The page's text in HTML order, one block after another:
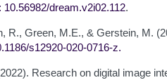
10.56982/dream.v2i02.112.
R., Green, M.E., & Gerstein, M.
s12920-020-0716-z.
Research on digital image